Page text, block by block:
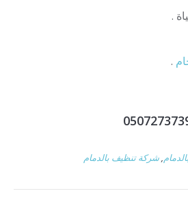
.
.
,شركة تنظيف بالدمام